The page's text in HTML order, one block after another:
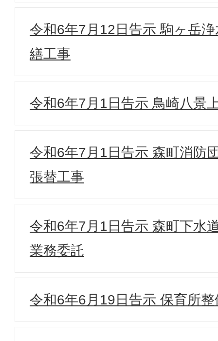
令和6年7月12日告示 駒ヶ岳
繕工事
令和6年7月1日告示 鳥崎八景
令和6年7月1日告示 森町消防
張替工事
令和6年7月1日告示 森町下水
業務委託
令和6年6月19日告示 保育所